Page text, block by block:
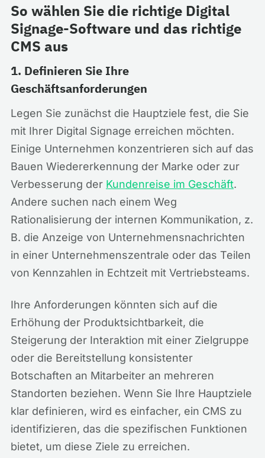
So wählen Sie die richtige Digital
Signage-Software und das richtige
CMS aus
1. Definieren Sie Ihre
Geschäftsanforderungen
Legen Sie zunächst die Hauptziele fest, die Sie
mit Ihrer Digital Signage erreichen möchten.
Einige Unternehmen konzentrieren sich auf das
Bauen Wiedererkennung der Marke oder zur
Verbesserung der Kundenreise im Geschäft.
Andere suchen nach einem Weg
Rationalisierung der internen Kommunikation, z.
B. die Anzeige von Unternehmensnachrichten
in einer Unternehmenszentrale oder das Teilen
von Kennzahlen in Echtzeit mit Vertriebsteams.
Ihre Anforderungen könnten sich auf die
Erhöhung der Produktsichtbarkeit, die
Steigerung der Interaktion mit einer Zielgruppe
oder die Bereitstellung konsistenter
Botschaften an Mitarbeiter an mehreren
Standorten beziehen. Wenn Sie Ihre Hauptziele
klar definieren, wird es einfacher, ein CMS zu
identifizieren, das die spezifischen Funktionen
bietet, um diese Ziele zu erreichen.